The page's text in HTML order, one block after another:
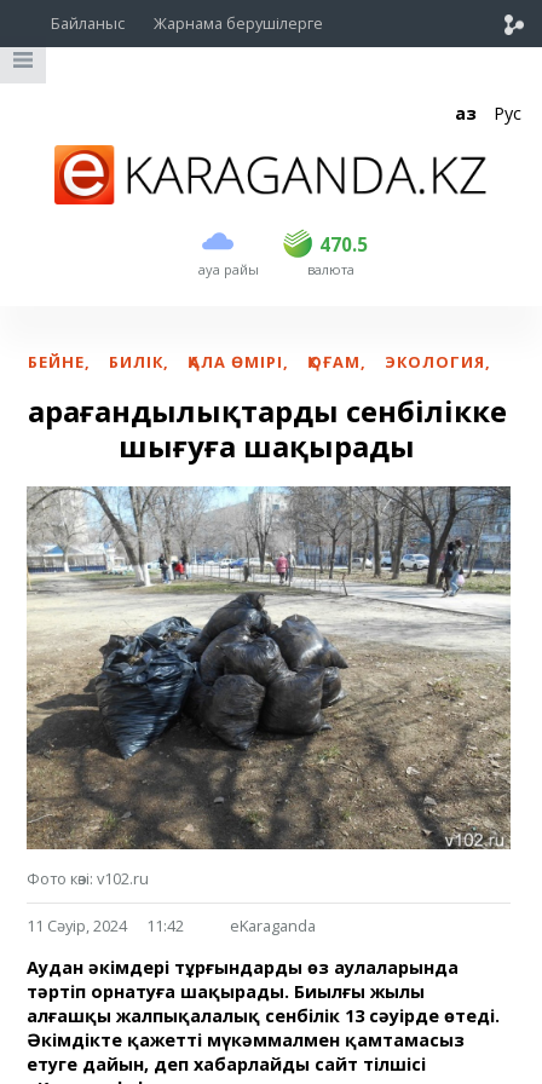
Байланыс Жарнама берушілерге
Қаз Рус
ауа райы
470.5
USD 469 470.5
EUR валюта
БЕЙНЕ, БИЛІК, ҚАЛА ӨМІРІ, ҚОҒАМ, ЭКОЛОГИЯ,
Қарағандылықтарды сенбілікке
шығуға шақырады
Фото көзі: v102.ru
11 Сәуір, 2024 11:42 eKaraganda
Аудан әкімдері тұрғындарды өз аулаларында
тәртіп орнатуға шақырады. Биылғы жылы
алғашқы жалпықалалық сенбілік 13 сәуірде өтеді.
Әкімдікте қажетті мүкәммалмен қамтамасыз
етуге дайын, деп хабарлайды сайт тілшісі